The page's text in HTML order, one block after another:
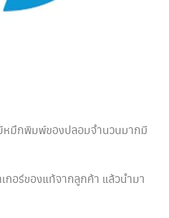
มึกพิมพ์ของปลอมจำนวนมากมี
กอร์ของแท้จากลูกค้า แล้วนำมา